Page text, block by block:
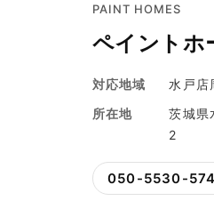
PAINT HOMES
ペイントホ
対応地域
水戸店
所在地
茨城
2
050-5530-